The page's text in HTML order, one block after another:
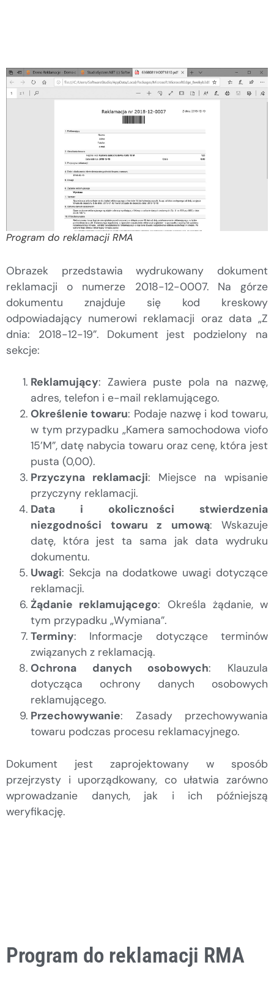
Program do reklamacji RMA
Obrazek przedstawia wydrukowany dokument
reklamacji o numerze 2018-12-0007. Na górze
dokumentu znajduje się kod kreskowy
odpowiadający numerowi reklamacji oraz data „Z
dnia: 2018-12-19”. Dokument jest podzielony na
sekcje:
Reklamujący: Zawiera puste pola na nazwę,
adres, telefon i e-mail reklamującego.
Określenie towaru: Podaje nazwę i kod towaru,
w tym przypadku „Kamera samochodowa viofo
15’M”, datę nabycia towaru oraz cenę, która jest
pusta (0,00).
Przyczyna reklamacji: Miejsce na wpisanie
przyczyny reklamacji.
Data i okoliczności stwierdzenia
niezgodności towaru z umową: Wskazuje
datę, która jest ta sama jak data wydruku
dokumentu.
Uwagi: Sekcja na dodatkowe uwagi dotyczące
reklamacji.
Żądanie reklamującego: Określa żądanie, w
tym przypadku „Wymiana”.
Terminy: Informacje dotyczące terminów
związanych z reklamacją.
Ochrona danych osobowych: Klauzula
dotycząca ochrony danych osobowych
reklamującego.
Przechowywanie: Zasady przechowywania
towaru podczas procesu reklamacyjnego.
Dokument jest zaprojektowany w sposób
przejrzysty i uporządkowany, co ułatwia zarówno
wprowadzanie danych, jak i ich późniejszą
weryfikację.
Program do reklamacji RMA